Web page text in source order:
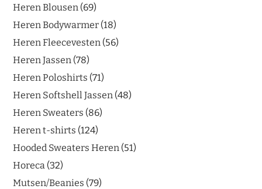
Heren Blousen 69
Heren Bodywarmer 18
Heren Fleecevesten 56
Heren Jassen 78
Heren Poloshirts 71
Heren Softshell Jassen 48
Heren Sweaters 86
Heren t-shirts 124
Hooded Sweaters Heren 51
Horeca 32
Mutsen/Beanies 79